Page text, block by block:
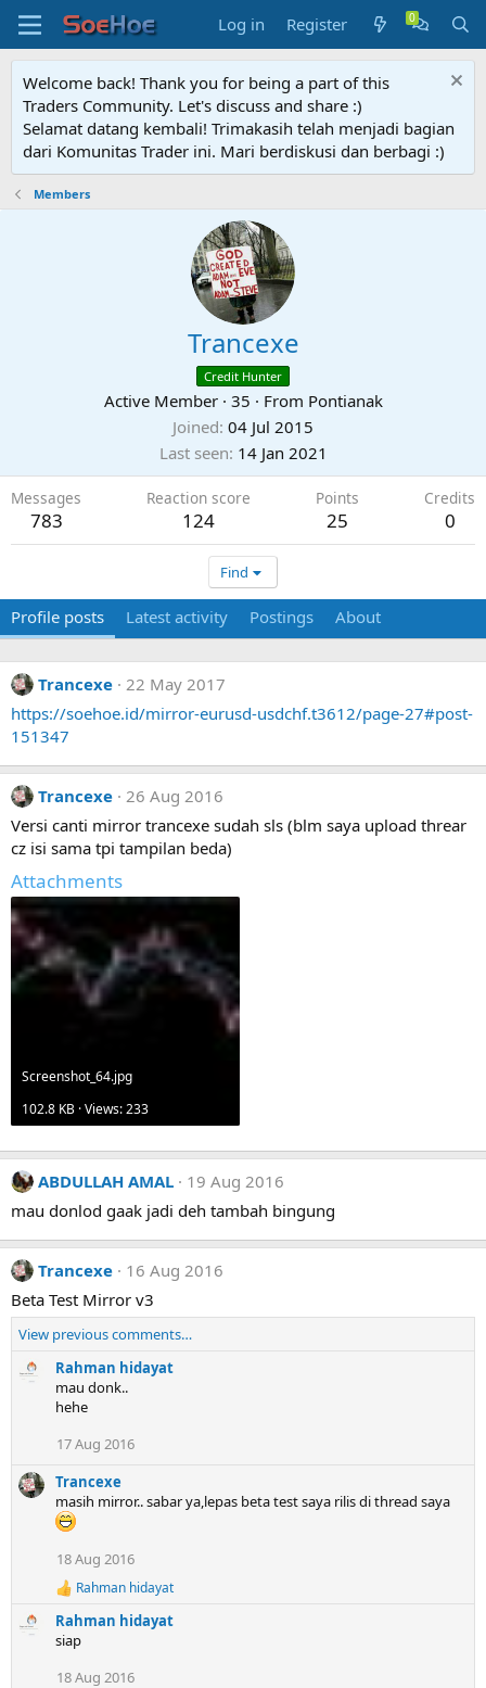
Log in Register
Welcome back! Thank you for being a part of this
Traders Community. Let's discuss and share :)
Selamat datang kembali! Trimakasih telah menjadi bagian
dari Komunitas Trader ini. Mari berdiskusi dan berbagi :)
Members
Trancexe
Credit Hunter
Active Member · 35 · From Pontianak
Joined 04 Jul 2015
Last seen 14 Jan 2021
Messages
783
Reaction score
124
Points
25
Credits
0
Find
Profile posts Latest activity Postings About
Trancexe 22 May 2017
https://soehoe.id/mirror-eurusd-usdchf.t3612/page-27#post-
151347
Trancexe 26 Aug 2016
Versi canti mirror trancexe sudah sls (blm saya upload threar
cz isi sama tpi tampilan beda)
Attachments
Screenshot_64.jpg
102.8 KB · Views: 233
ABDULLAH AMAL
19 Aug 2016
mau donlod gaak jadi deh tambah bingung
Trancexe
16 Aug 2016
Beta Test Mirror v3
View previous comments…
Rahman hidayat
mau donk..
hehe
17 Aug 2016
Trancexe
masih mirror.. sabar ya,lepas beta test saya rilis di thread saya
18 Aug 2016
R
e
a
c
Rahman hidayat
Rahman hidayat
siap
18 Aug 2016